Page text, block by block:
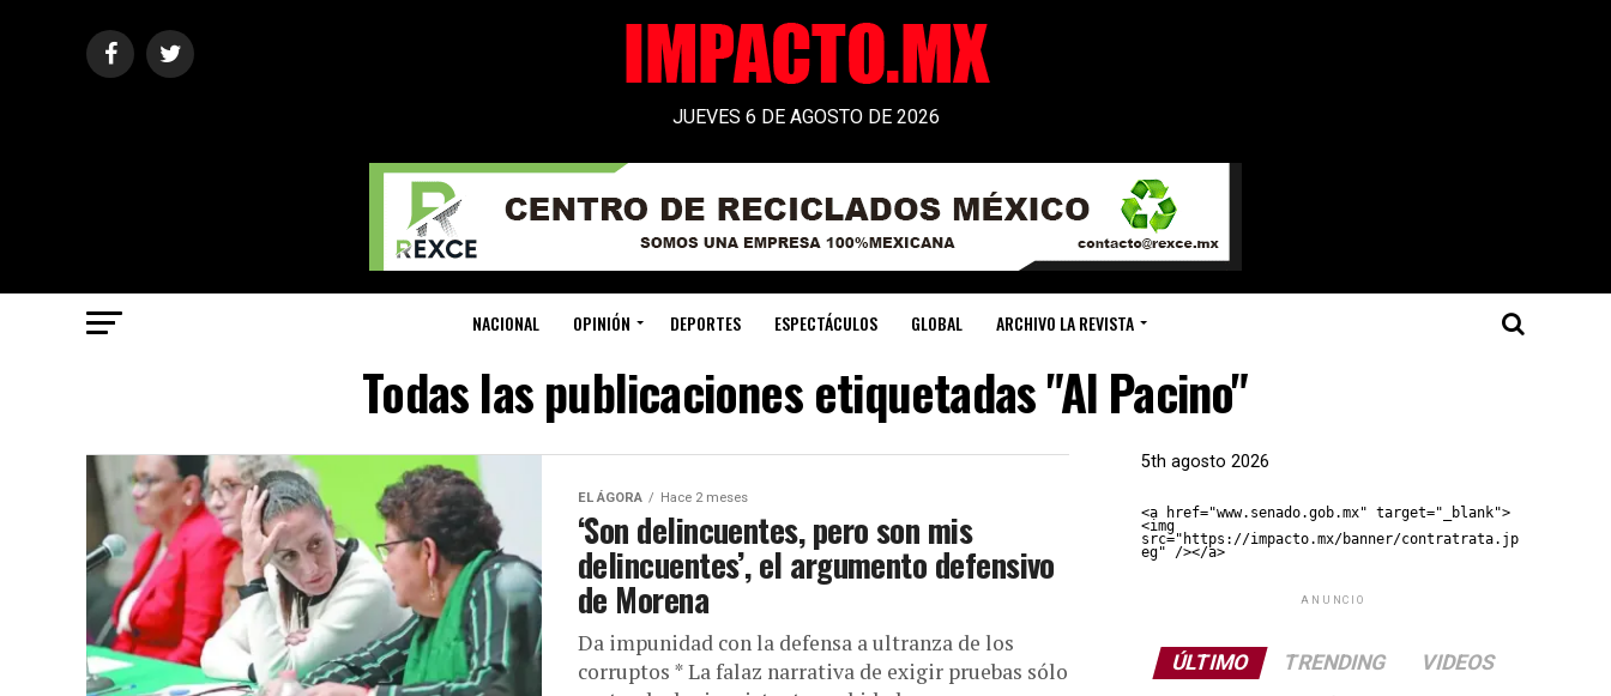
JUEVES 6 DE AGOSTO DE 2026
NACIONAL OPINIÓN DEPORTES ESPECTÁCULOS GLOBAL ARCHIVO LA REVISTA
Todas las publicaciones etiquetadas "Al Pacino"
EL ÁGORA Hace 2 meses
‘Son delincuentes, pero son mis
delincuentes’, el argumento defensivo
de Morena
Da impunidad con la defensa a ultranza de los
corruptos * La falaz narrativa de exigir pruebas sólo
5th agosto 2026
<a href="www.senado.gob.mx" target="_blank">
<img
src="https://impacto.mx/banner/contratrata.jp
eg" /></a>
ANUNCIO
ÚLTIMO TRENDING VIDEOS